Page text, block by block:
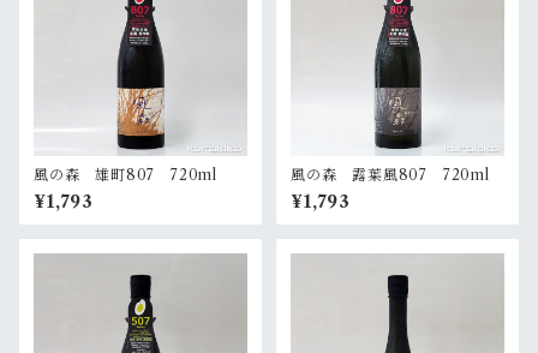
風の森 雄町807 720ml
¥1,793
風の森 露葉風807 720ml
¥1,793